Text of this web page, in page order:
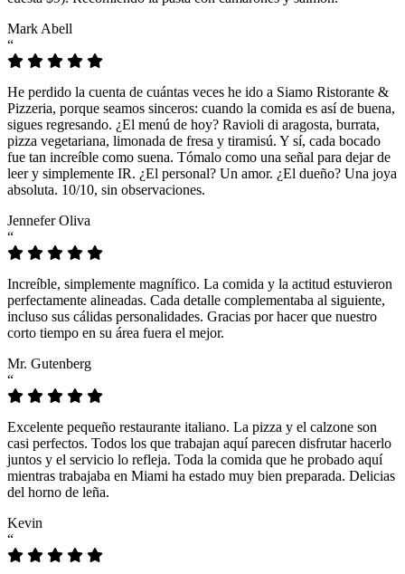
Mark Abell
“
He perdido la cuenta de cuántas veces he ido a Siamo Ristorante &
Pizzeria, porque seamos sinceros: cuando la comida es así de buena,
sigues regresando. ¿El menú de hoy? Ravioli di aragosta, burrata,
pizza vegetariana, limonada de fresa y tiramisú. Y sí, cada bocado
fue tan increíble como suena. Tómalo como una señal para dejar de
leer y simplemente IR. ¿El personal? Un amor. ¿El dueño? Una joya
absoluta. 10/10, sin observaciones.
Jennefer Oliva
“
Increíble, simplemente magnífico. La comida y la actitud estuvieron
perfectamente alineadas. Cada detalle complementaba al siguiente,
incluso sus cálidas personalidades. Gracias por hacer que nuestro
corto tiempo en su área fuera el mejor.
Mr. Gutenberg
“
Excelente pequeño restaurante italiano. La pizza y el calzone son
casi perfectos. Todos los que trabajan aquí parecen disfrutar hacerlo
juntos y el servicio lo refleja. Toda la comida que he probado aquí
mientras trabajaba en Miami ha estado muy bien preparada. Delicias
del horno de leña.
Kevin
“